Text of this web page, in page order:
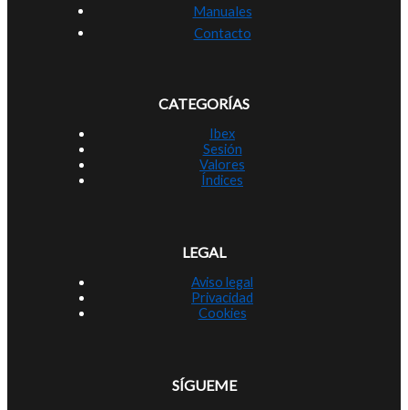
Manuales
Contacto
CATEGORÍAS
Ibex
Sesión
Valores
Índices
LEGAL
Aviso legal
Privacidad
Cookies
SÍGUEME